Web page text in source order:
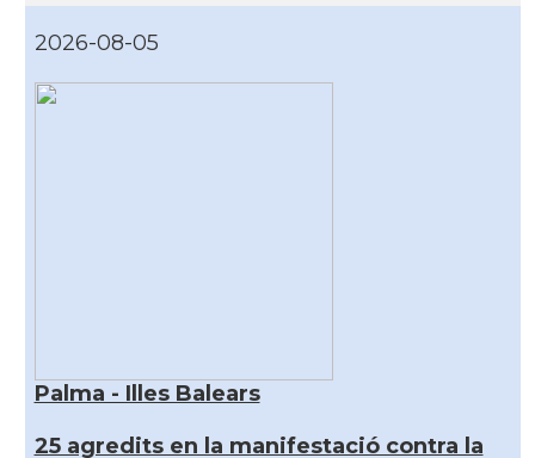
2026-08-05
Palma - Illes Balears
25 agredits en la manifestació contra la